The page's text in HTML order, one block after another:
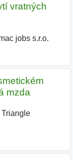
vratných
jobs s.r.o.
mzda
Triangle